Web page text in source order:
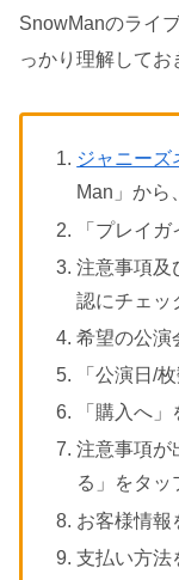
SnowManのライ
っかり理解してお
ジャニーズ
Man」から
「プレイ
注意事項及
認にチェッ
希望の公演
「公演日/
「購入へ
注意事項が
る」をタッ
お客様情報
支払い方法